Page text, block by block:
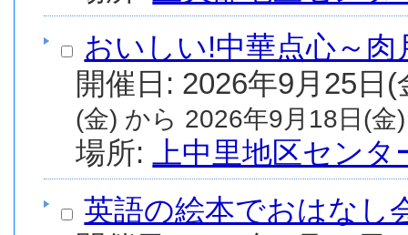
おいしい!中華点心～肉
(金) から 2026年9月18日(金
場所:
上中里地区センタ
英語の絵本でおはなし